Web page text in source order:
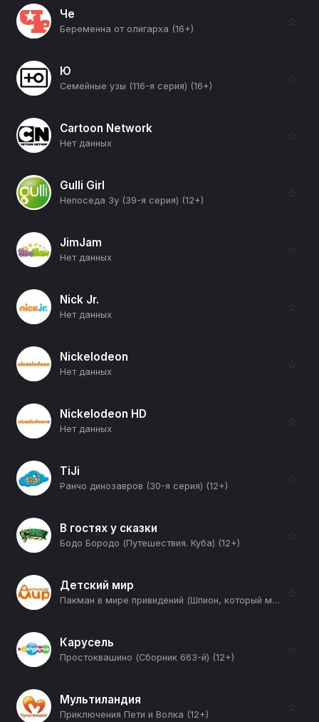
Че
Беременна от олигарха (16+)
☆
Ю
Семейные узы (116-я серия) (16+)
☆
Cartoon Network
Нет данных
☆
Gulli Girl
Непоседа Зу (39-я серия) (12+)
☆
JimJam
Нет данных
☆
Nick Jr.
Нет данных
☆
Nickelodeon
Нет данных
☆
Nickelodeon HD
Нет данных
☆
TiJi
Ранчо динозавров (30-я серия) (12+)
☆
В гостях у сказки
Бодо Бородо (Путешествия. Куба) (12+)
☆
Детский мир
Пакман в мире привидений (Шпион, который меня уменьшил) (12+)
☆
Карусель
Простоквашино (Сборник 663-й) (12+)
☆
Мультиландия
Приключения Пети и Волка (12+)
☆